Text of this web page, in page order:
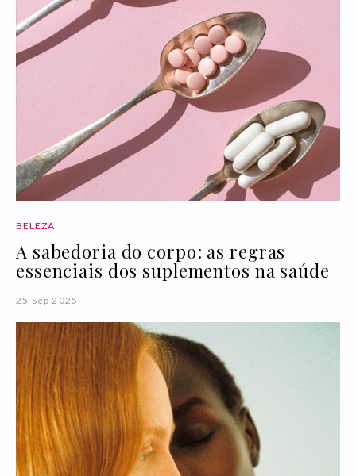
BELEZA
A sabedoria do corpo: as regras
essenciais dos suplementos na saúde
25 Sep 2025